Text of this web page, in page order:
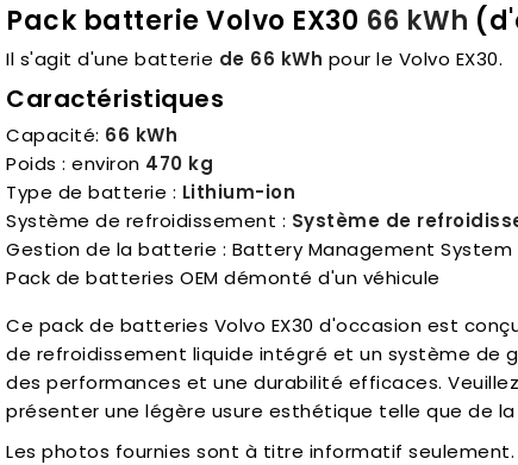
Pack batterie Volvo EX30 66 kWh
Il s'agit d'une batterie de 66 kWh pour le Volvo EX30.
Caractéristiques
Capacité: 66 kWh
Poids : environ 470 kg
Type de batterie : Lithium-ion
Système de refroidissement : Système de
Gestion de la batterie : Battery Management System
Pack de batteries OEM démonté d'un véhicule
Ce pack de batteries Volvo EX30 d'occasion est
de refroidissement liquide intégré et un système de
des performances et une durabilité efficaces.
présenter une légère usure esthétique telle que de
Les photos fournies sont à titre informatif